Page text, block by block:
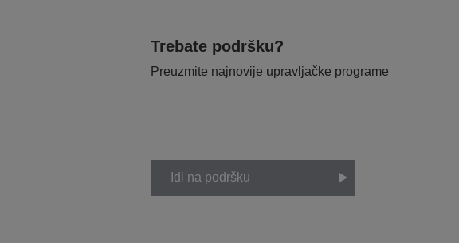
Trebate podršku?
Preuzmite najnovije upravljačke programe
Idi na podršku